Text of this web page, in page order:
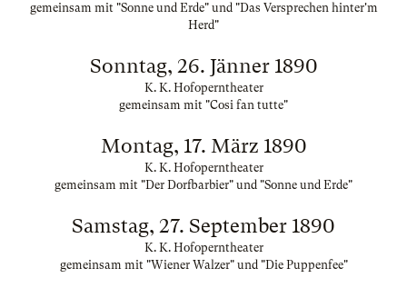
gemeinsam mit "Sonne und Erde" und "Das Versprechen hinter'm
Herd"
Sonntag, 26. Jänner 1890
K. K. Hofoperntheater
gemeinsam mit "Cosi fan tutte"
Montag, 17. März 1890
K. K. Hofoperntheater
gemeinsam mit "Der Dorfbarbier" und "Sonne und Erde"
Samstag, 27. September 1890
K. K. Hofoperntheater
gemeinsam mit "Wiener Walzer" und "Die Puppenfee"